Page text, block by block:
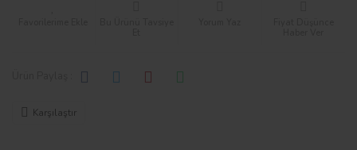
Karşılaştır